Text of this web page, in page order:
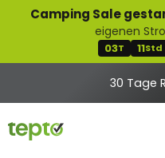
springen
Camping Sale
eigenen
03T 11Std
30 Tage